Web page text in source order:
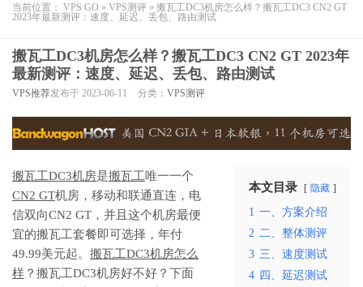
当前位置： VPS GO » VPS测评 » 搬瓦工DC3机房怎么样？搬瓦工DC3 CN2 GT
2023年最新测评：速度、延迟、丢包、路由测试
搬瓦工DC3机房怎么样？搬瓦工DC3 CN2 GT 2023年
最新测评：速度、延迟、丢包、路由测试
VPS推荐发布于 2023-06-11 分类： VPS测评
本文目录 隐藏
1 一、方案介绍
2 二、整体测评
3 三、速度测试
4 四、延迟测试
搬瓦工DC3机房是搬瓦工唯一一个
CN2 GT机房，移动和联通直连，电
信双向CN2 GT，并且这个机房最便
宜的搬瓦工套餐即可选择，年付
49.99美元起。 搬瓦工DC3机房怎么
样 ？搬瓦工DC3机房好不好？下面